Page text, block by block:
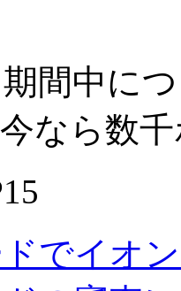
間中に
なら数
でイオ